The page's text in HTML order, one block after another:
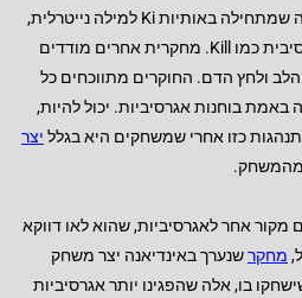
מילים – האם תשלימו את המילה שמתחילה באותיות Ki למילה נייטרלית,
כמו King או Kiss, או למילה אגרסיבית כמו Kill. מחקרית אחרים מודדים
ולחץ הדם. החוקרים מתווכחים כל
בוחנות אגרסיביות. יכול להיות,
כזו אחרי שמשחקים היא בגלל יצר
אחר לאגרסיביות, שהוא לאו דווקא
מחקרשנערך באינדיאנה יצר משחק
בו, אלה שהפגינו יותר אגרסיביות